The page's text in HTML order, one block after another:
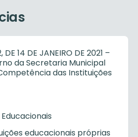
DE 14 DE JANEIRO DE 2021 –
da Secretaria Municipal
das Instituições
educacionais próprias